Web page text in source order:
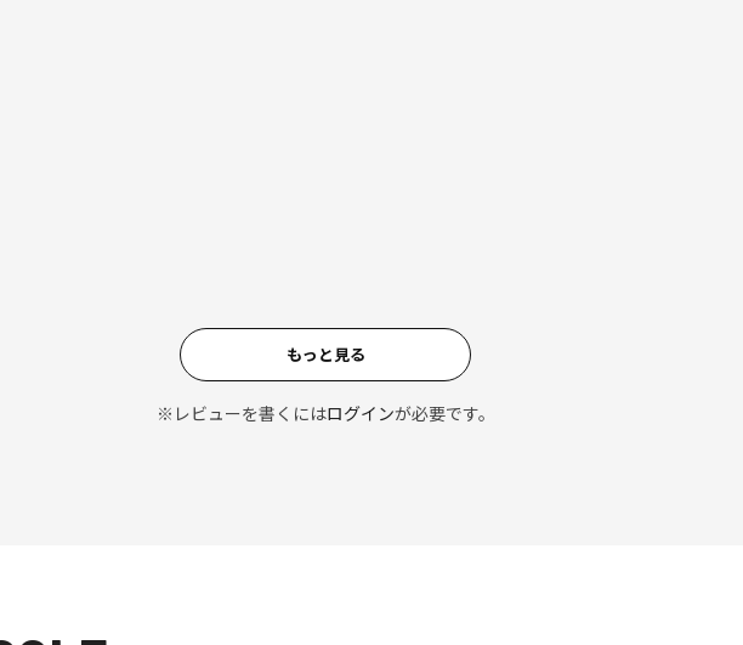
もっと見る
※レビューを書くにはログインが必要です。